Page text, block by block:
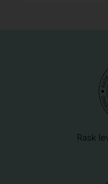
Rask